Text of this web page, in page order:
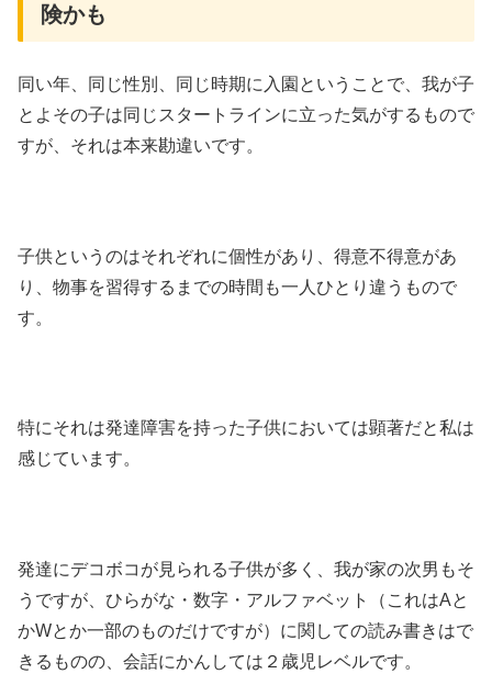
険かも
同い年、同じ性別、同じ時期に入園ということで、我が子
とよその子は同じスタートラインに立った気がするもので
すが、それは本来勘違いです。
子供というのはそれぞれに個性があり、得意不得意があ
り、物事を習得するまでの時間も一人ひとり違うもので
す。
特にそれは発達障害を持った子供においては顕著だと私は
感じています。
発達にデコボコが見られる子供が多く、我が家の次男もそ
うですが、ひらがな・数字・アルファベット（これはAと
かWとか一部のものだけですが）に関しての読み書きはで
きるものの、会話にかんしては２歳児レベルです。